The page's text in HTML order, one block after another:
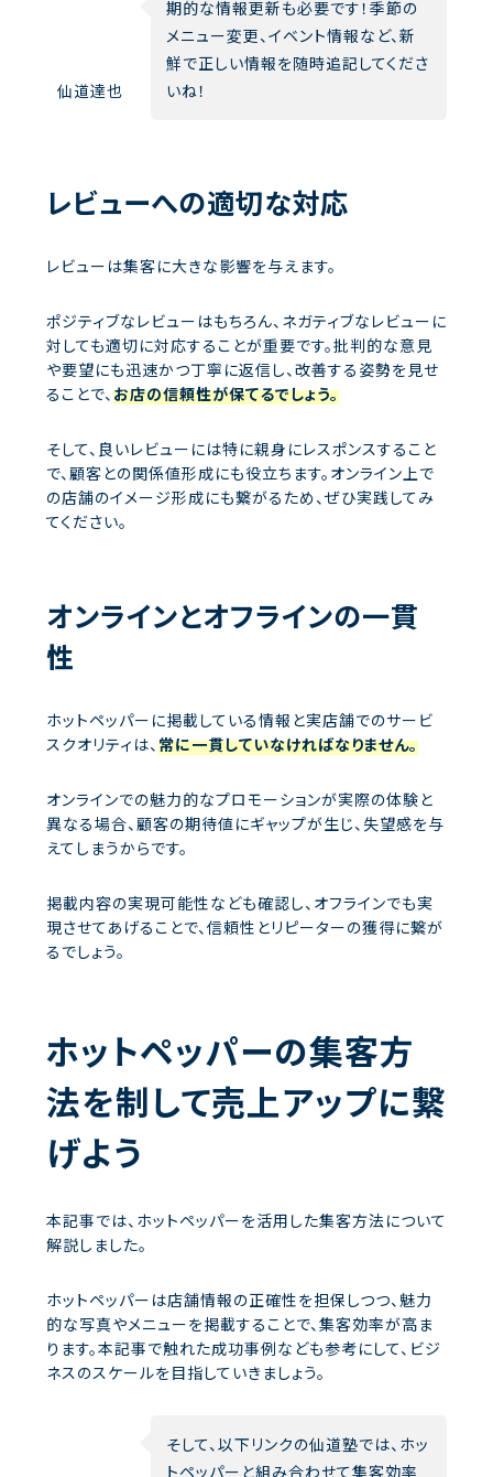
仙道達也
期的な情報更新も必要です！季節の
メニュー変更、イベント情報など、新
鮮で正しい情報を随時追記してくださ
いね！
レビューへの適切な対応
レビューは集客に大きな影響を与えます。
ポジティブなレビューはもちろん、ネガティブなレビューに
対しても適切に対応することが重要です。批判的な意見
や要望にも迅速かつ丁寧に返信し、改善する姿勢を見せ
ることで、お店の信頼性が保てるでしょう。
そして、良いレビューには特に親身にレスポンスすること
で、顧客との関係値形成にも役立ちます。オンライン上で
の店舗のイメージ形成にも繋がるため、ぜひ実践してみ
てください。
オンラインとオフラインの一貫
性
ホットペッパーに掲載している情報と実店舗でのサービ
スクオリティは、常に一貫していなければなりません。
オンラインでの魅力的なプロモーションが実際の体験と
異なる場合、顧客の期待値にギャップが生じ、失望感を与
えてしまうからです。
掲載内容の実現可能性なども確認し、オフラインでも実
現させてあげることで、信頼性とリピーターの獲得に繋が
るでしょう。
ホットペッパーの集客方
法を制して売上アップに繋
げよう
本記事では、ホットペッパーを活用した集客方法について
解説しました。
ホットペッパーは店舗情報の正確性を担保しつつ、魅力
的な写真やメニューを掲載することで、集客効率が高ま
ります。本記事で触れた成功事例なども参考にして、ビジ
ネスのスケールを目指していきましょう。
そして、以下リンクの仙道塾では、ホッ
トペッパーと組み合わせて集客効率